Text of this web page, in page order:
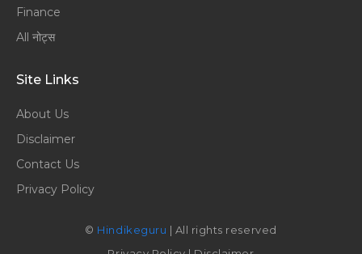
Finance
All नोट्स
Site Links
About Us
Disclaimer
Contact Us
Privacy Policy
© Hindikeguru | All rights reserved